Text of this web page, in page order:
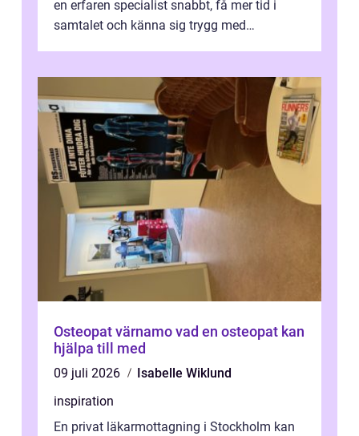
en erfaren specialist snabbt, få mer tid i
samtalet och känna sig trygg med
Osteopat värnamo vad en osteopat kan
hjälpa till med
09 juli 2026
Isabelle Wiklund
inspiration
En privat läkarmottagning i Stockholm kan